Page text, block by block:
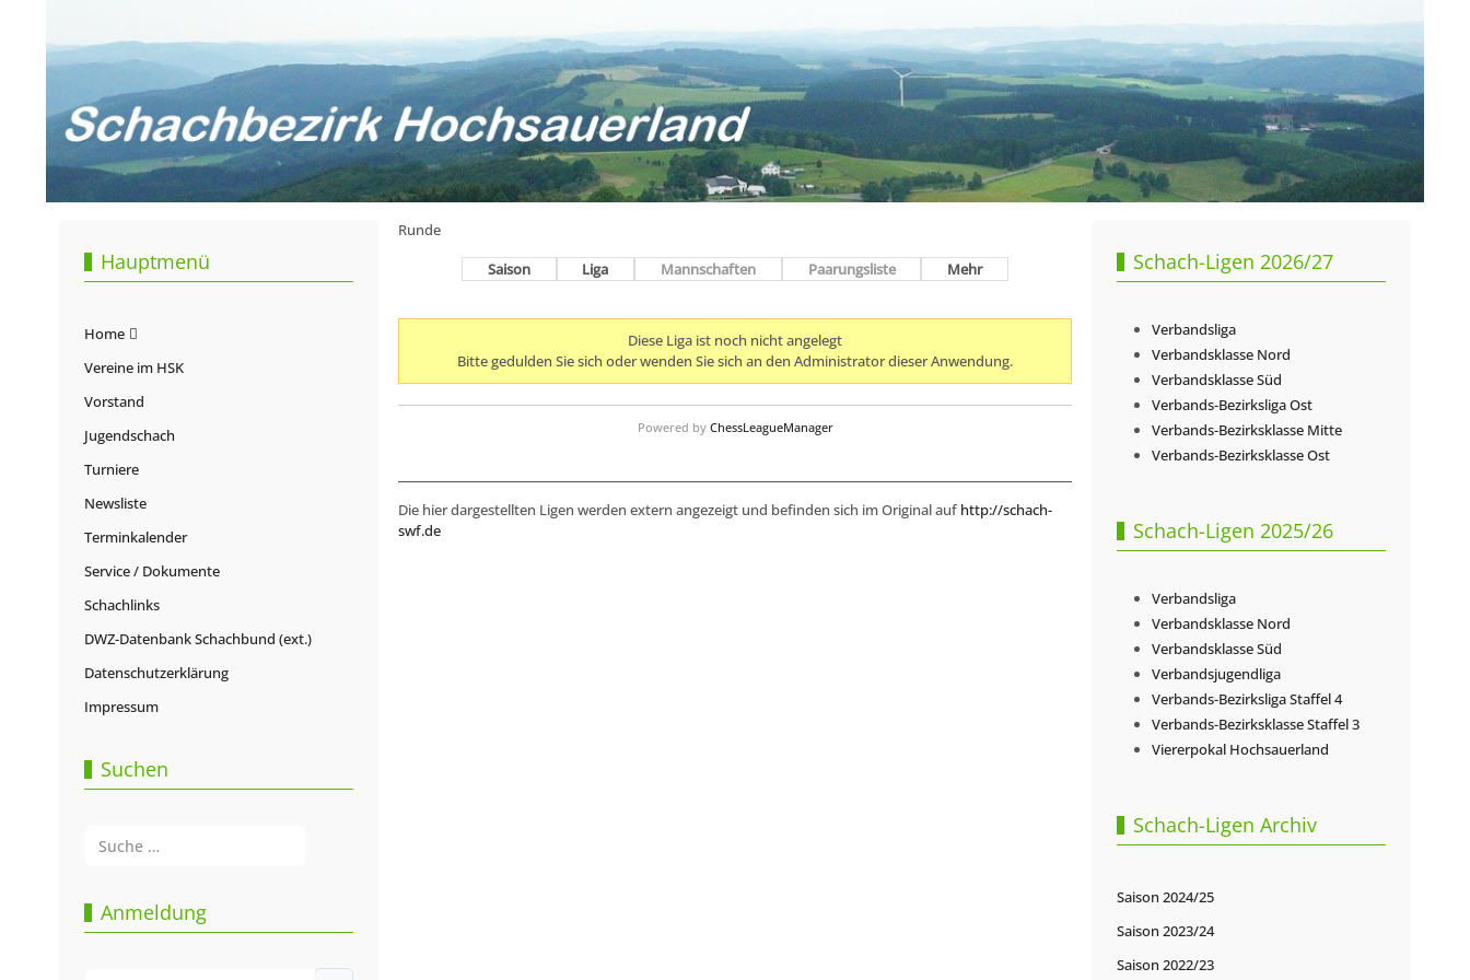
Hauptmenü
Home
Vereine im HSK
Vorstand
Jugendschach
Turniere
Newsliste
Terminkalender
Service / Dokumente
Schachlinks
DWZ-Datenbank Schachbund (ext.)
Datenschutzerklärung
Impressum
Suchen
Anmeldung
Runde
Saison
Liga Mannschaften Paarungsliste Mehr
Diese Liga ist noch nicht angelegt
Bitte gedulden Sie sich oder wenden Sie sich an den Administrator dieser Anwendung.
Powered by ChessLeagueManager
Die hier dargestellten Ligen werden extern angezeigt und befinden sich im Original auf http://schach-
swf.de
Schach-Ligen 2026/27
Verbandsliga
Verbandsklasse Nord
Verbandsklasse Süd
Verbands-Bezirksliga Ost
Verbands-Bezirksklasse Mitte
Verbands-Bezirksklasse Ost
Schach-Ligen 2025/26
Verbandsliga
Verbandsklasse Nord
Verbandsklasse Süd
Verbandsjugendliga
Verbands-Bezirksliga Staffel 4
Verbands-Bezirksklasse Staffel 3
Viererpokal Hochsauerland
Schach-Ligen Archiv
Saison 2024/25
Saison 2023/24
Saison 2022/23